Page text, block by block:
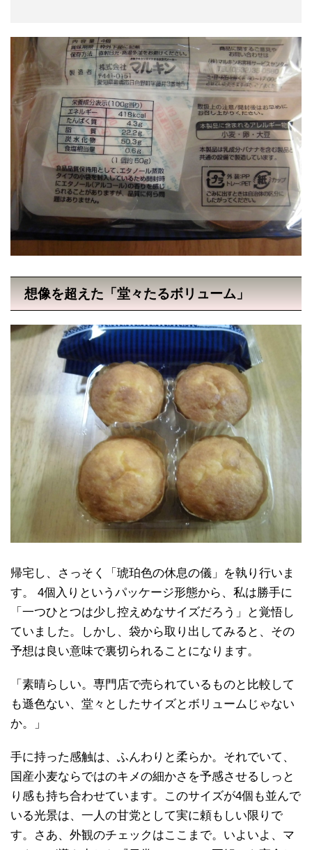
想像を超えた「堂々たるボリューム」
帰宅し、さっそく「琥珀色の休息の儀」を執り行いま
す。 4個入りというパッケージ形態から、私は勝手に
「一つひとつは少し控えめなサイズだろう」と覚悟し
ていました。しかし、袋から取り出してみると、その
予想は良い意味で裏切られることになります。
「素晴らしい。専門店で売られているものと比較して
も遜色ない、堂々としたサイズとボリュームじゃない
か。」
手に持った感触は、ふんわりと柔らか。それでいて、
国産小麦ならではのキメの細かさを予感させるしっと
り感も持ち合わせています。このサイズが4個も並んで
いる光景は、一人の甘党として実に頼もしい限りで
す。さあ、外観のチェックはここまで。いよいよ、マ